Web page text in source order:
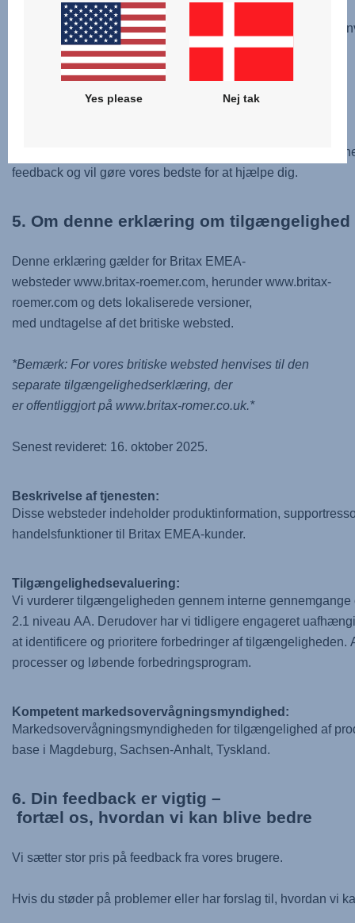
Safari og Edge) og til at være kompatibelt med almindeligt
For at få den bedste oplevelse bedes du holde din
browser, dit operativsystem og dine hjælpemidler opdateret.
at finde ud af, hvordan du kan kontakte os. Vi modtager
feedback og vil gøre vores bedste for at hjælpe dig.
5. Om denne erklæring om
Denne erklæring gælder for Britax EMEA-
websteder www.britax-roemer.com, herunder www.britax-
roemer.com og dets lokaliserede versioner,
med undtagelse af det britiske websted.
*Bemærk: For vores britiske websted henvises til den
separate tilgængelighedserklæring, der
er offentliggjort på www.britax-romer.co.uk.*
Senest revideret: 16. oktober 2025.
Beskrivelse af tjenesten:
Disse websteder indeholder produktinformation,
handelsfunktioner til Britax EMEA-kunder.
Tilgængelighedsevaluering:
Vi vurderer tilgængeligheden gennem interne
2.1 niveau AA. Derudover har vi tidligere engageret
at identificere og prioritere forbedringer af
processer og løbende forbedringsprogram.
Kompetent markedsovervågningsmyndighed:
Markedsovervågningsmyndigheden for tilgængelighed af
base i Magdeburg, Sachsen-Anhalt, Tyskland.
6. Din feedback er vigtig –
fortæl os, hvordan vi kan blive bedre
Vi sætter stor pris på feedback fra vores brugere.
Hvis du støder på problemer eller har forslag til, hvordan vi
Yes please Nej tak